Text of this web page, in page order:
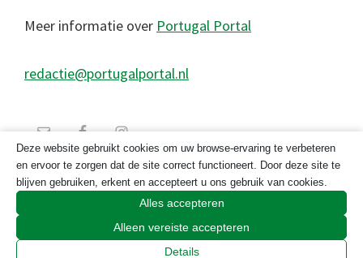
Meer informatie over Portugal Portal
redactie@portugalportal.nl
© 2026 Copyright Portugal Portal 2023
Deze website gebruikt cookies om uw browse-ervaring te verbeteren
en ervoor te zorgen dat de site correct functioneert. Door deze site te
blijven gebruiken, erkent en accepteert u ons gebruik van cookies.
Alles accepteren
Alleen vereiste accepteren
Details